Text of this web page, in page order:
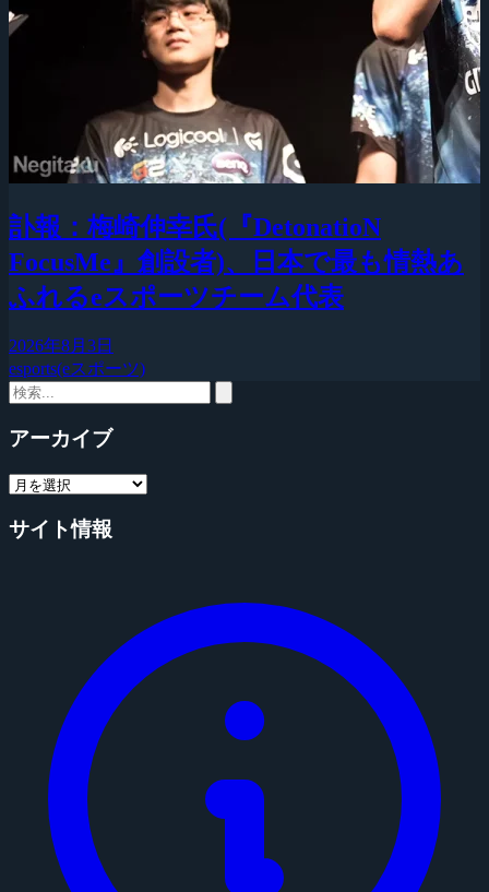
訃報：梅崎伸幸氏(『DetonatioN
FocusMe』創設者)、日本で最も情熱あ
ふれるeスポーツチーム代表
2026年8月3日
esports(eスポーツ)
アーカイブ
サイト情報